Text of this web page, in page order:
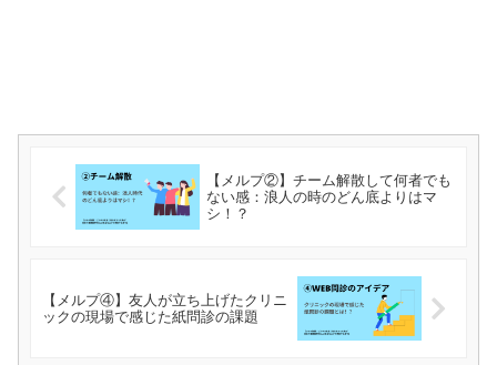
【メルプ②】チーム解散して何者でも
ない感：浪人の時のどん底よりはマ
シ！？
【メルプ④】友人が立ち上げたクリニ
ックの現場で感じた紙問診の課題